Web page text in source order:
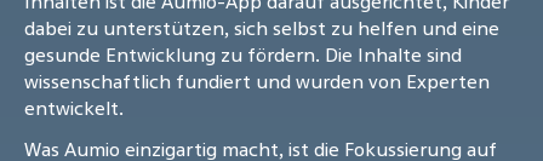
dabei zu unterstützen, sich selbst zu helfen und eine
gesunde Entwicklung zu fördern. Die Inhalte sind
wissenschaftlich fundiert und wurden von Experten
entwickelt.
Was Aumio einzigartig macht, ist die Fokussierung auf